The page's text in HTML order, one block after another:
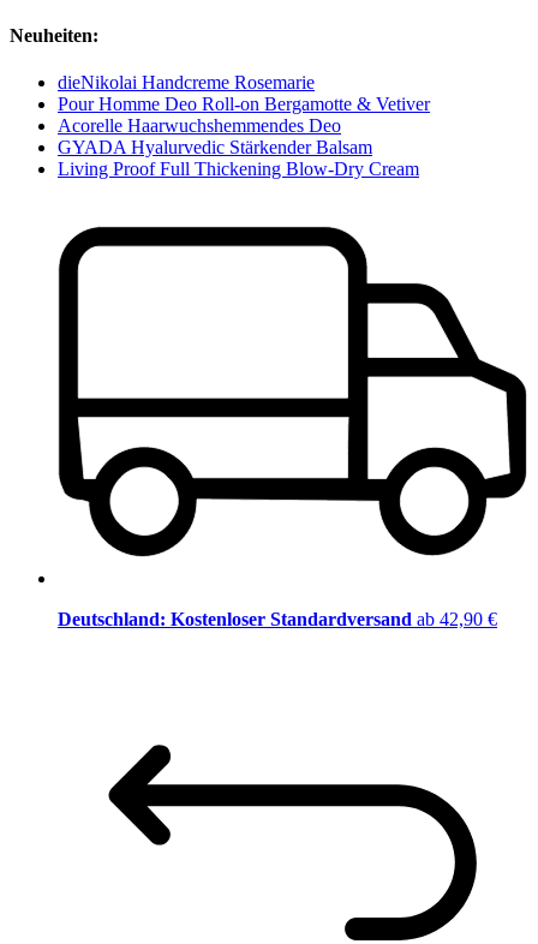
Neuheiten:
dieNikolai Handcreme Rosemarie
Pour Homme Deo Roll-on Bergamotte & Vetiver
Acorelle Haarwuchshemmendes Deo
GYADA Hyalurvedic Stärkender Balsam
Living Proof Full Thickening Blow-Dry Cream
Deutschland: Kostenloser Standardversand ab 42,90 €